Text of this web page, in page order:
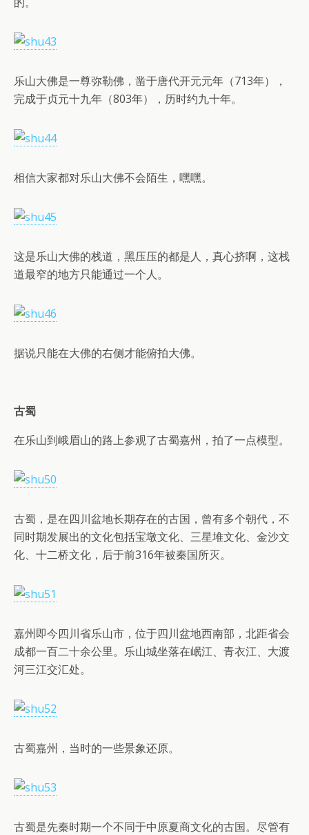
乐山大佛是一尊弥勒佛，凿于唐代开元元年（713年），
完成于贞元十九年（803年），历时约九十年。
相信大家都对乐山大佛不会陌生，嘿嘿。
这是乐山大佛的栈道，黑压压的都是人，真心挤啊，这栈
道最窄的地方只能通过一个人。
据说只能在大佛的右侧才能俯拍大佛。
古蜀
在乐山到峨眉山的路上参观了古蜀嘉州，拍了一点模型。
古蜀，是在四川盆地长期存在的古国，曾有多个朝代，不
同时期发展出的文化包括宝墩文化、三星堆文化、金沙文
化、十二桥文化，后于前316年被秦国所灭。
嘉州即今四川省乐山市，位于四川盆地西南部，北距省会
成都一百二十余公里。乐山城坐落在岷江、青衣江、大渡
河三江交汇处。
古蜀嘉州，当时的一些景象还原。
古蜀是先秦时期一个不同于中原夏商文化的古国。尽管有